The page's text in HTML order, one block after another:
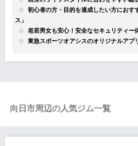
初心者の方・目的を達成したい方におす
ス」
老若男女も安心！安全なセキュリティー
東急スポーツオアシスのオリジナルアプ
向日市周辺の人気ジム一覧